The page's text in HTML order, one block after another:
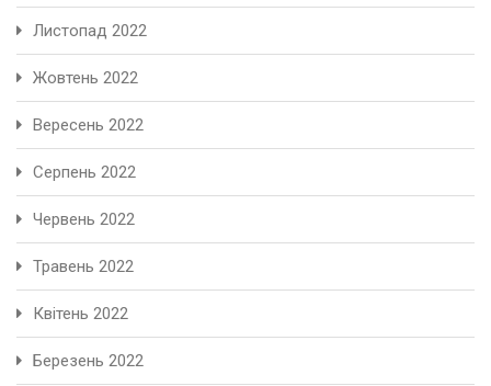
Листопад 2022
Жовтень 2022
Вересень 2022
Серпень 2022
Червень 2022
Травень 2022
Квітень 2022
Березень 2022